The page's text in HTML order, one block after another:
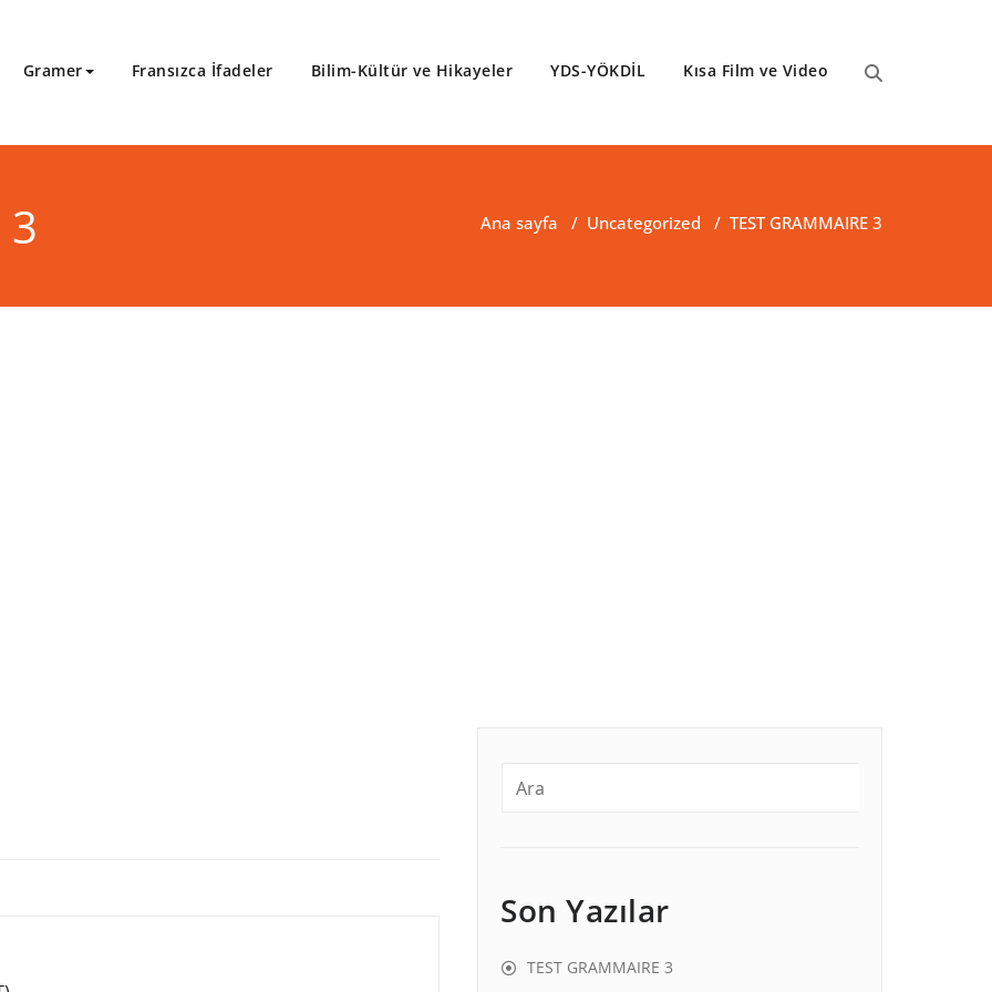
Gramer Fransızca İfadeler Bilim-Kültür ve Hikayeler YDS-YÖKDİL Kısa Film ve Video
3 Ana sayfa / Uncategorized / TEST GRAMMAIRE 3
Son Yazılar
TEST GRAMMAIRE 3